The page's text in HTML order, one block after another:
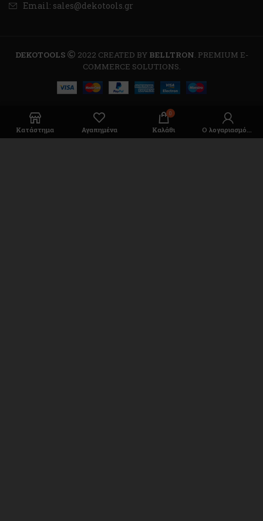
Email: sales@dekotools.gr
DEKOTOOLS 2022 CREATED BY BELLTRON. PREMIUM E-
COMMERCE SOLUTIONS.
Κατάστημα Αγαπημένα
0
Καλάθι Ο λογαριασμός μου